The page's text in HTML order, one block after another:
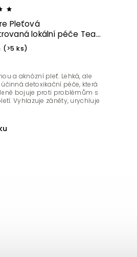
Pleťová
lokální péče Tea
(>5 ks)
a aknózní pleť. Lehká, ale
detoxikační péče, která
bojuje proti problémům s
Vyhlazuje záněty, urychluje